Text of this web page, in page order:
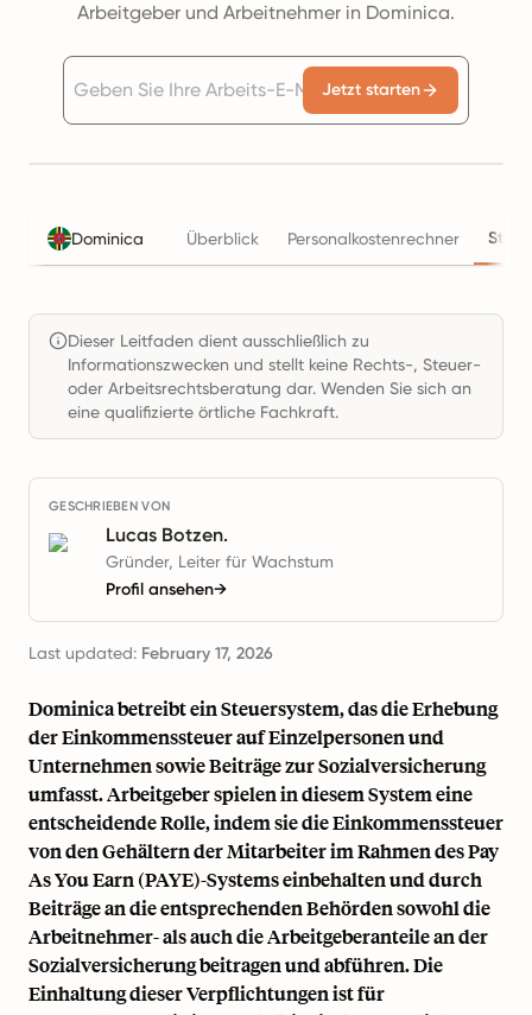
Arbeitgeber und Arbeitnehmer in Dominica.
Jetzt starten
Dominica Überblick Personalkostenrechner
Dieser Leitfaden dient ausschließlich zu
Informationszwecken und stellt keine Rechts-, Steuer-
oder Arbeitsrechtsberatung dar. Wenden Sie sich an
eine qualifizierte örtliche Fachkraft.
GESCHRIEBEN VON
Lucas Botzen.
Gründer, Leiter für Wachstum
Profil ansehen→
Last updated: February 17, 2026
Dominica betreibt ein Steuersystem, das die Erhebung
der Einkommenssteuer auf Einzelpersonen und
Unternehmen sowie Beiträge zur Sozialversicherung
umfasst. Arbeitgeber spielen in diesem System eine
entscheidende Rolle, indem sie die Einkommenssteuer
von den Gehältern der Mitarbeiter im Rahmen des Pay
As You Earn (PAYE)-Systems einbehalten und durch
Beiträge an die entsprechenden Behörden sowohl die
Arbeitnehmer- als auch die Arbeitgeberanteile an der
Sozialversicherung beitragen und abführen. Die
Einhaltung dieser Verpflichtungen ist für